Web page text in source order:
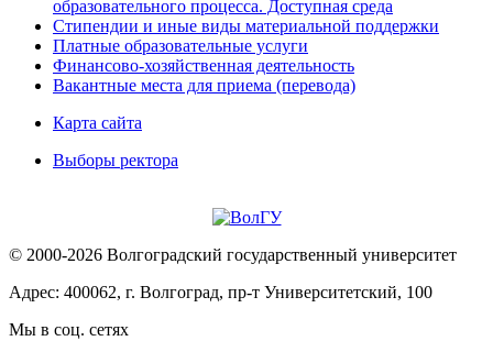
образовательного процесса. Доступная среда
Стипендии и иные виды материальной поддержки
Платные образовательные услуги
Финансово-хозяйственная деятельность
Вакантные места для приема (перевода)
Карта сайта
Выборы ректора
© 2000-2026 Волгоградский государственный университет
Адрес: 400062, г. Волгоград, пр-т Университетский, 100
Мы в соц. сетях